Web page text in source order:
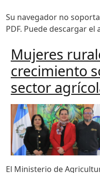
Su navegador no
PDF. Puede descargar el
Mujeres
crecimiento
sector
El Ministerio de